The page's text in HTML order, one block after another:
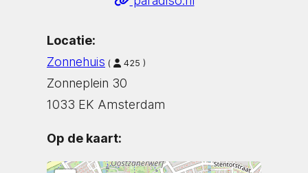
Locatie:
Zonnehuis ( 425 )
Zonneplein 30
1033 EK Amsterdam
Op de kaart: